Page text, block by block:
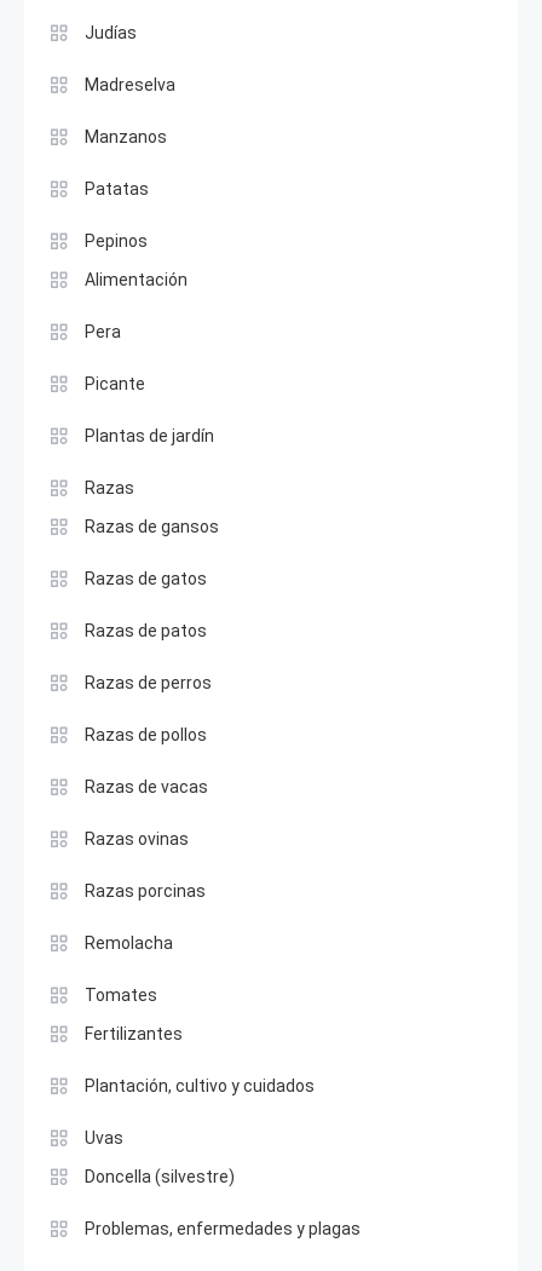
Judías
Madreselva
Manzanos
Patatas
Pepinos
Alimentación
Pera
Picante
Plantas de jardín
Razas
Razas de gansos
Razas de gatos
Razas de patos
Razas de perros
Razas de pollos
Razas de vacas
Razas ovinas
Razas porcinas
Remolacha
Tomates
Fertilizantes
Plantación, cultivo y cuidados
Uvas
Doncella (silvestre)
Problemas, enfermedades y plagas